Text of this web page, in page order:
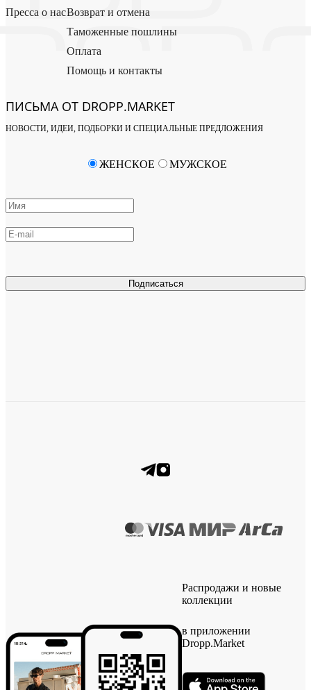
Пресса о насВозврат и отмена
Таможенные пошлины
Оплата
Помощь и контакты
ПИСЬМА ОТ DROPP.MARKET
НОВОСТИ, ИДЕИ, ПОДБОРКИ И СПЕЦИАЛЬНЫЕ ПРЕДЛОЖЕНИЯ
Подписаться
ЖЕНСКОЕ МУЖСКОЕ
Распродажи и новые
коллекции
в приложении
Dropp.Market